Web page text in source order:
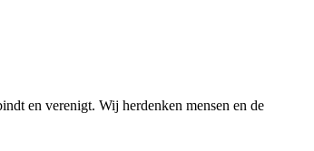
en verenigt. Wij herdenken mensen en de